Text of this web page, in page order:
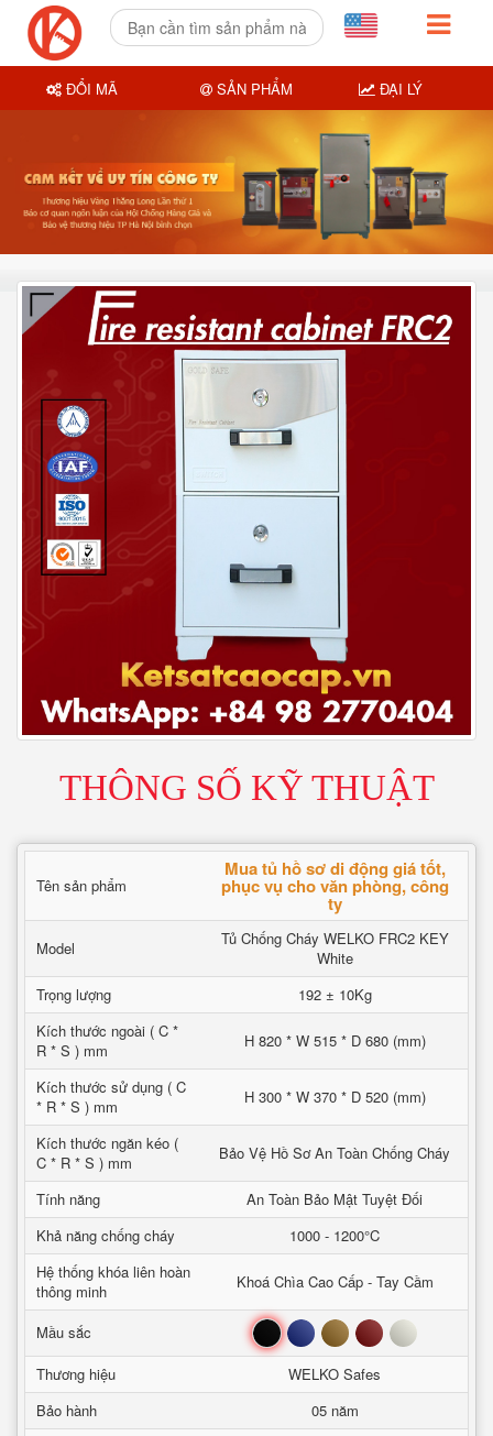
THÔNG SỐ KỸ THUẬT
Tên sản phẩm
Mua tủ hồ sơ di động giá tốt,
phục vụ cho văn phòng, công
ty
Model
Tủ Chống Cháy WELKO FRC2 KEY
White
Trọng lượng
192 ± 10Kg
Kích thước ngoài ( C *
R * S ) mm
H 820 * W 515 * D 680 (mm)
Kích thước sử dụng ( C
* R * S ) mm
H 300 * W 370 * D 520 (mm)
Kích thước ngăn kéo (
C * R * S ) mm
Bảo Vệ Hồ Sơ An Toàn Chống Cháy
Tính năng
An Toàn Bảo Mật Tuyệt Đối
Khả năng chống cháy
1000 - 1200°C
Hệ thống khóa liên hoàn
thông minh
Khoá Chìa Cao Cấp - Tay Cầm
Mầu sắc Đen Xanh Nâu Đỏ Trắng
Thương hiệu
WELKO Safes
Bảo hành
05 năm
ĐỔI MÃ SẢN PHẨM ĐẠI LÝ